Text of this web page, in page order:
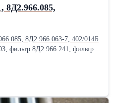
8Д2.966.085,
8Д2.966.063-7, 402/014Б